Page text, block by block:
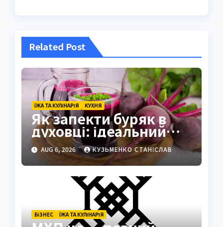
Related Post
ЇЖА ТА КУЛІНАРІЯ КУХНЯ
Як запекти буряк в
духовці: ідеальний
спосіб зберегти смак
AUG 6, 2026 КУЗЬМЕНКО СТАНІСЛАВ
БІЗНЕС ЇЖА ТА КУЛІНАРІЯ